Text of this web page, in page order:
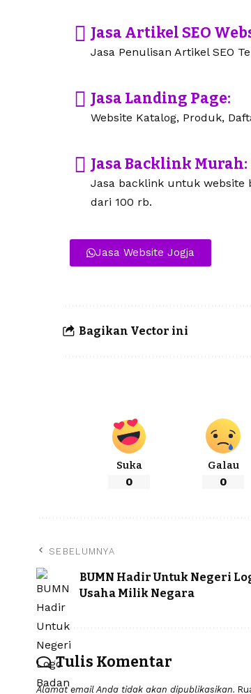
Jasa Artikel SEO
Jasa Penulisan Artikel SEO
Jasa Landing Page:
Website Katalog, Produk,
Jasa Backlink Murah:
Jasa backlink untuk website
dari 100 rb.
Jasa Website Jogja
Bagikan Vector ini
Suka
0
Galau
0
SEBELUMNYA
BUMN Hadir Untuk Negeri
Usaha Milik Negara
Tulis Komentar
Alamat email Anda tidak akan dipublikasikan.